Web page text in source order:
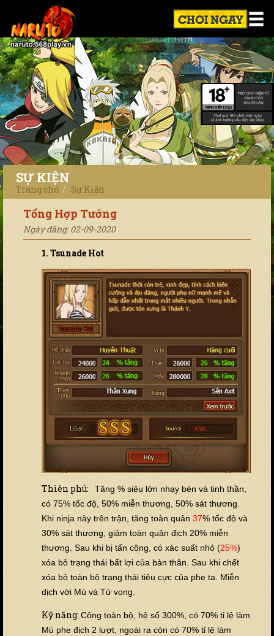
SỰ KIỆN
Trang chủ Sự Kiện
Tổng Hợp Tướng
Ngày đăng: 02-09-2020
1. Tsunade Hot
Thiên phú:
Tăng % siêu lớn nhạy bén và tinh thần,
có 75% tốc độ, 50% miễn thương, 50% sát thương.
Khi ninja này trên trận, tăng toàn quân 37% tốc độ và
30% sát thương, giảm toàn quân địch 20% miễn
thương. Sau khi bị tấn công, có xác suất nhỏ (25%)
xóa bỏ trạng thái bất lợi của bản thân. Sau khi chết
xóa bỏ toàn bộ trạng thái tiêu cực của phe ta. Miễn
dịch với Mù và Tử vong.
Kỹ năng: Công toàn bộ, hệ số 300%, có 70% tỉ lệ làm
Mù phe địch 2 lượt, ngoài ra còn có 70% tỉ lệ làm